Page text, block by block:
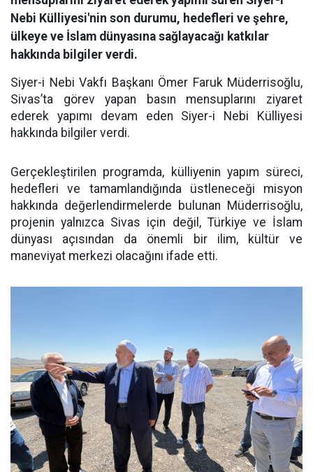
Nebi Külliyesi'nin son durumu, hedefleri ve şehre,
ülkeye ve İslam dünyasına sağlayacağı katkılar
hakkında bilgiler verdi.
Siyer-i Nebi Vakfı Başkanı Ömer Faruk Müderrisoğlu,
Sivas’ta görev yapan basın mensuplarını ziyaret
ederek yapımı devam eden Siyer-i Nebi Külliyesi
hakkında bilgiler verdi.
Gerçekleştirilen programda, külliyenin yapım süreci,
hedefleri ve tamamlandığında üstleneceği misyon
hakkında değerlendirmelerde bulunan Müderrisoğlu,
projenin yalnızca Sivas için değil, Türkiye ve İslam
dünyası açısından da önemli bir ilim, kültür ve
maneviyat merkezi olacağını ifade etti.